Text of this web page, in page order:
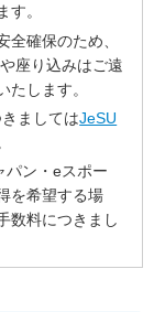
す。
全確保のため、
座り込みはご遠
たします。
ましてはJeSU
パン・eスポー
を希望する場
数料につきまし